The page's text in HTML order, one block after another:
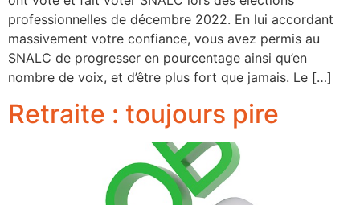
professionnelles de décembre 2022. En lui accordant
massivement votre confiance, vous avez permis au
SNALC de progresser en pourcentage ainsi qu’en
nombre de voix, et d’être plus fort que jamais. Le […]
Retraite : toujours pire